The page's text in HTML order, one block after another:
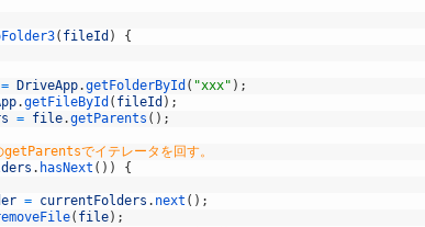
( fileId ) {
= DriveApp.getFolderById ( "xxx" ) ;
.getFileById ( fileId ) ;
= file.getParents ( ) ;
でイテレータを回す。
. hasNext ( ) ) {
= currentFolders . next ( ) ;
( file) ;